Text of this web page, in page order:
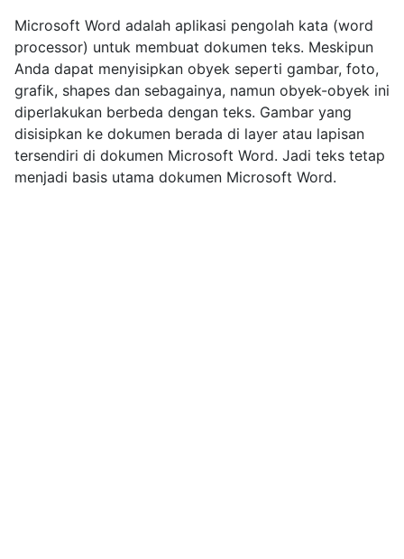
Microsoft Word adalah aplikasi pengolah kata (word
processor) untuk membuat dokumen teks. Meskipun
Anda dapat menyisipkan obyek seperti gambar, foto,
grafik, shapes dan sebagainya, namun obyek-obyek ini
diperlakukan berbeda dengan teks. Gambar yang
disisipkan ke dokumen berada di layer atau lapisan
tersendiri di dokumen Microsoft Word. Jadi teks tetap
menjadi basis utama dokumen Microsoft Word.